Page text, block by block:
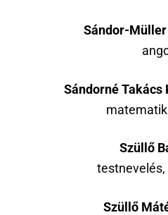
Sándor-
Sándorné Takács
Szüllő
Szüllő